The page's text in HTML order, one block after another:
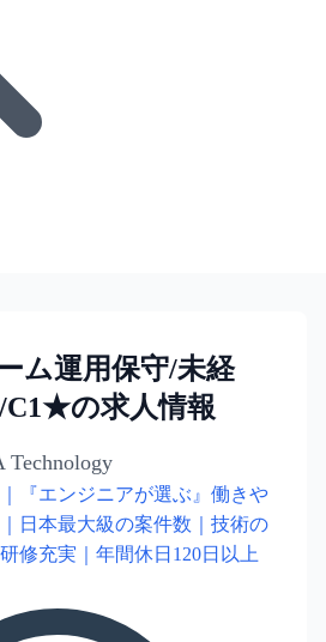
ム運用保守/未経
C1★の求人情報
『エンジニアが選ぶ』働きや
日本最大級の案件数｜技術の
修充実｜年間休日120日以上